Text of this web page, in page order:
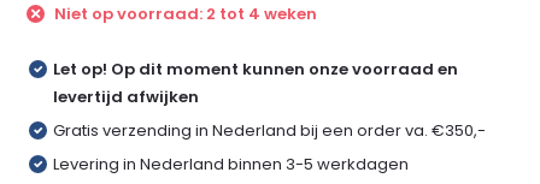
Niet op voorraad: 2 tot 4 weken
Let op! Op dit moment kunnen onze voorraad en
levertijd afwijken
Gratis verzending in Nederland bij een order va. €350,-
Levering in Nederland binnen 3-5 werkdagen